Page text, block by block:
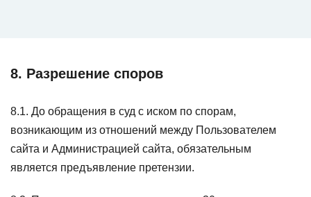
8. Разрешение споров
8.1. До обращения в суд с иском по спорам,
возникающим из отношений между Пользователем
сайта и Администрацией сайта, обязательным
является предъявление претензии.